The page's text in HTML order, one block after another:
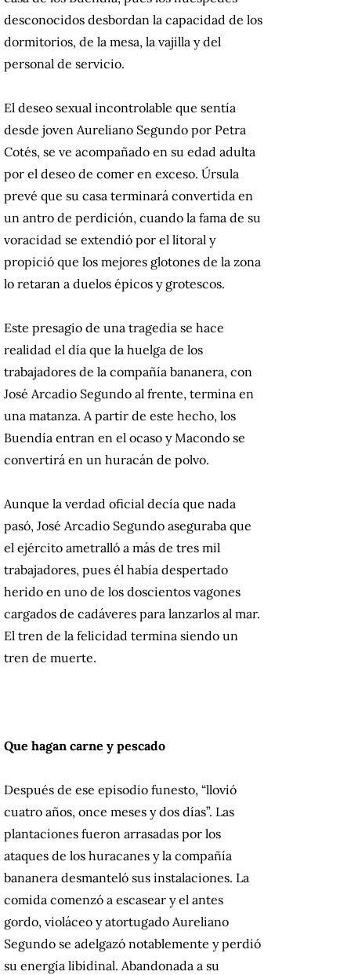
desconocidos desbordan la capacidad de los
dormitorios, de la mesa, la vajilla y del
personal de servicio.
El deseo sexual incontrolable que sentía
desde joven Aureliano Segundo por Petra
Cotés, se ve acompañado en su edad adulta
por el deseo de comer en exceso. Úrsula
prevé que su casa terminará convertida en
un antro de perdición, cuando la fama de su
voracidad se extendió por el litoral y
propició que los mejores glotones de la zona
lo retaran a duelos épicos y grotescos.
Este presagio de una tragedia se hace
realidad el día que la huelga de los
trabajadores de la compañía bananera, con
José Arcadio Segundo al frente, termina en
una matanza. A partir de este hecho, los
Buendía entran en el ocaso y Macondo se
convertirá en un huracán de polvo.
Aunque la verdad oficial decía que nada
pasó, José Arcadio Segundo aseguraba que
el ejército ametralló a más de tres mil
trabajadores, pues él había despertado
herido en uno de los doscientos vagones
cargados de cadáveres para lanzarlos al mar.
El tren de la felicidad termina siendo un
tren de muerte.
Que hagan carne y pescado
Después de ese episodio funesto, “llovió
cuatro años, once meses y dos días”. Las
plantaciones fueron arrasadas por los
ataques de los huracanes y la compañía
bananera desmanteló sus instalaciones. La
comida comenzó a escasear y el antes
gordo, violáceo y atortugado Aureliano
Segundo se adelgazó notablemente y perdió
su energía libidinal. Abandonada a su